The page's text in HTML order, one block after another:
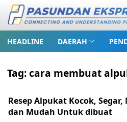
HEADLINE DAERAH
Tag:cara membuat
Resep Alpukat Kocok,
dan Mudah Untuk dibuat